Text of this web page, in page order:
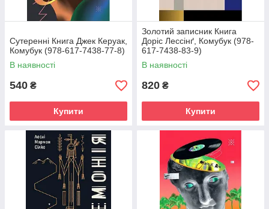
Сутеренні Книга Джек Керуак,
Комубук (978-617-7438-77-8)
В наявності
540 ₴
Купити
Золотий записник Книга
Доріс Лессінґ, Комубук (978-
617-7438-83-9)
В наявності
820 ₴
Купити